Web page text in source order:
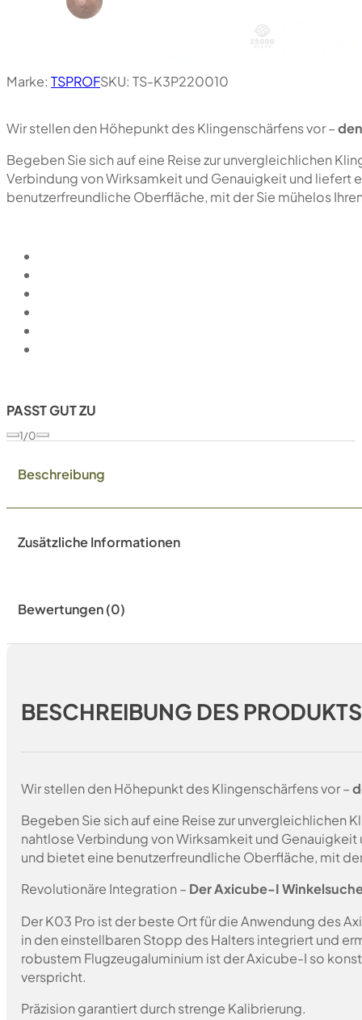
Wir stellen den Höhepunkt des Klingenschärfens vor –
Begeben Sie sich auf eine Reise zur unvergleichlichen
Verbindung von Wirksamkeit und Genauigkeit und liefert
benutzerfreundliche Oberfläche, mit der Sie mühelos
Marke: TSPROFSKU: TS-K3P220010
PASST GUT ZU
1/0
Beschreibung
Zusätzliche Informationen
Bewertungen (0)
BESCHREIBUNG DES PRODUKTS
Wir stellen den Höhepunkt des Klingenschärfens vor –
Begeben Sie sich auf eine Reise zur unvergleichlichen
nahtlose Verbindung von Wirksamkeit und
und bietet eine benutzerfreundliche Oberfläche, mit
Revolutionäre Integration – Der Axicube-I
Der K03 Pro ist der beste Ort für die Anwendung des
in den einstellbaren Stopp des Halters integriert und
robustem Flugzeugaluminium ist der Axicube-I so
verspricht.
Präzision garantiert durch strenge Kalibrierung.